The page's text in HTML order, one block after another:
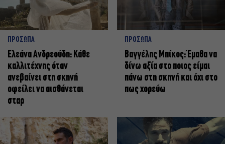
ΠΡΟΣΩΠΑ
Ελεάνα Ανδρεούδη: Κάθε
καλλιτέχνης όταν
ανεβαίνει στη σκηνή
οφείλει να αισθάνεται
σταρ
ΠΡΟΣΩΠΑ
Βαγγέλης Μπίκος: Έμαθα να
δίνω αξία στο ποιος είμαι
πάνω στη σκηνή και όχι στο
πως χορεύω